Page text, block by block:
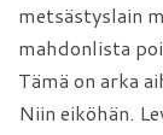
metsästyslain
mahdonlista
Tämä on arka
Niin eiköhän.